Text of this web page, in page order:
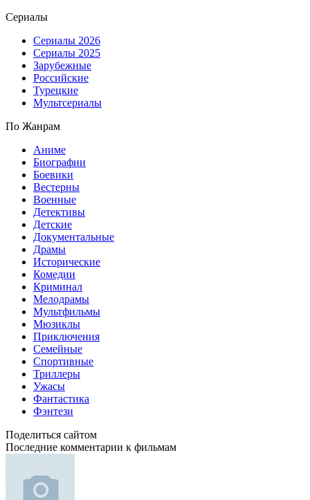
Сериалы
Сериалы 2026
Сериалы 2025
Зарубежные
Российские
Турецкие
Мультсериалы
По Жанрам
Аниме
Биографии
Боевики
Вестерны
Военные
Детективы
Детские
Документальные
Драмы
Исторические
Комедии
Криминал
Мелодрамы
Мультфильмы
Мюзиклы
Приключения
Семейные
Спортивные
Триллеры
Ужасы
Фантастика
Фэнтези
Поделиться сайтом
Последние комментарии к фильмам